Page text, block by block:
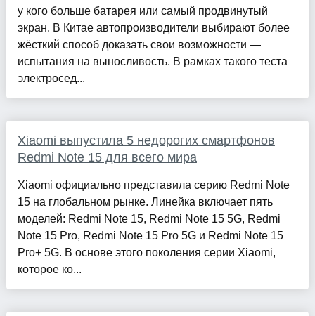
у кого больше батарея или самый продвинутый
экран. В Китае автопроизводители выбирают более
жёсткий способ доказать свои возможности —
испытания на выносливость. В рамках такого теста
электросед...
Xiaomi выпустила 5 недорогих смартфонов
Redmi Note 15 для всего мира
Xiaomi официально представила серию Redmi Note
15 на глобальном рынке. Линейка включает пять
моделей: Redmi Note 15, Redmi Note 15 5G, Redmi
Note 15 Pro, Redmi Note 15 Pro 5G и Redmi Note 15
Pro+ 5G. В основе этого поколения серии Xiaomi,
которое ко...